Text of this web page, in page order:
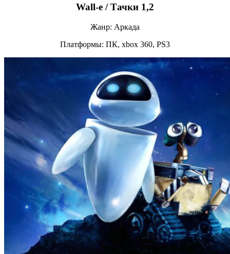
Wall-e / Тачки 1,2
Жанр: Аркада
Платформы: ПК, xbox 360, PS3